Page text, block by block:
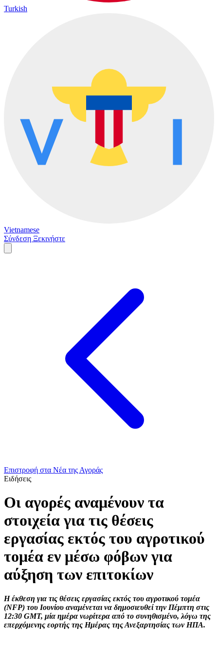
Turkish
Vietnamese
Σύνδεση Ξεκινήστε
Επιστροφή στα Νέα της Αγοράς
Ειδήσεις
Οι αγορές αναμένουν τα
στοιχεία για τις θέσεις
εργασίας εκτός του αγροτικού
τομέα εν μέσω φόβων για
αύξηση των επιτοκίων
Η έκθεση για τις θέσεις εργασίας εκτός του αγροτικού τομέα
(NFP) του Ιουνίου αναμένεται να δημοσιευθεί την Πέμπτη στις
12:30 GMT, μία ημέρα νωρίτερα από το συνηθισμένο, λόγω της
επερχόμενης εορτής της Ημέρας της Ανεξαρτησίας των ΗΠΑ.